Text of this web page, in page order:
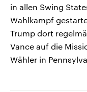
in allen Swing
Wahlkampf
Trump dort
Vance auf die
Wähler in